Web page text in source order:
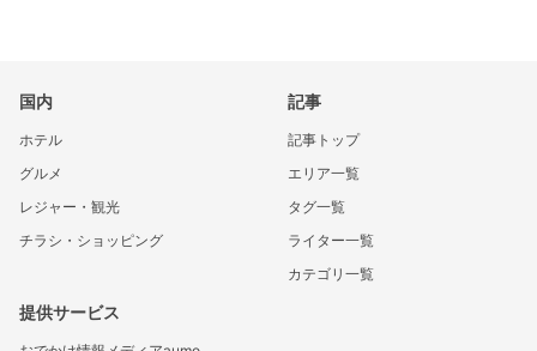
国内
ホテル
グルメ
レジャー・観光
チラシ・ショッピング
記事
記事トップ
エリア一覧
タグ一覧
ライター一覧
カテゴリ一覧
提供サービス